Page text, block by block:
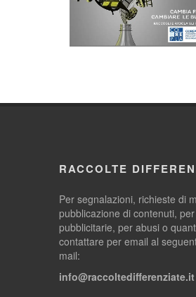
RACCOLTE
Per segnalazioni, richieste di
pubblicazione di contenuti,
pubblicitarie, per abusi o
contattare per email al
mail:
info@raccoltedifferenziate.it